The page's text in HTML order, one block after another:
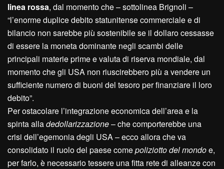
linea rossa, dal momento che – sottolinea Brignoli –
“l’enorme duplice debito statunitense commerciale e di
bilancio non sarebbe più sostenibile se il dollaro cessasse
di essere la moneta dominante negli scambi delle
principali materie prime e valuta di riserva mondiale, dal
momento che gli USA non riuscirebbero più a vendere un
sufficiente numero di buoni del tesoro per finanziare il loro
debito”.
Per ostacolare l’integrazione economica dell’area e la
spinta alladedollarizzazione– che comporterebbe una
crisi dell’egemonia degli USA – ecco allora che va
consolidato il ruolo del paese comepoliziotto del mondoe,
per farlo, è necessario tessere una fitta rete di alleanze con